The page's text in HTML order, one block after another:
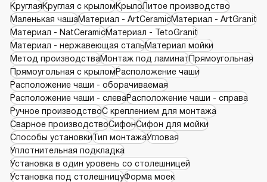
КруглаяКруглая с крыломКрылоЛитое производство
Маленькая чашаМатериал - ArtCeramicМатериал - ArtGranit
Материал - NatCeramicМатериал - TetoGranit
Материал - нержавеющая стальМатериал мойки
Метод производстваМонтаж под ламинатПрямоугольная
Прямоугольная с крыломРасположение чаши
Расположение чаши - оборачиваемая
Расположение чаши - слеваРасположение чаши - справа
Ручное производствоС креплением для монтажа
Сварное производствоСифонСифон для мойки
Способы установкиТип монтажаУгловая
Уплотнительная подкладка
Установка в один уровень со столешницей
Установка под столешницуФорма моек